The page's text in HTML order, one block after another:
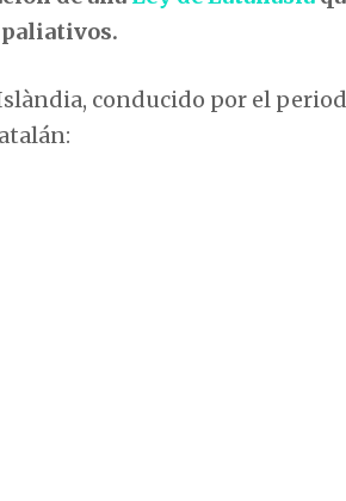
conducido por el